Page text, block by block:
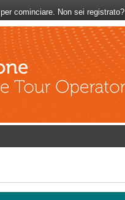
per cominciare. Non sei registrato?